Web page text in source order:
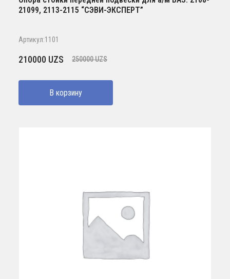
21099, 2113-2115 “СЭВИ-ЭКСПЕРТ”
Артикул:1101
250000UZS
Первоначальная
составляла
250000 UZS.
210000 UZS
Текущая
210000 UZS.
В корзину